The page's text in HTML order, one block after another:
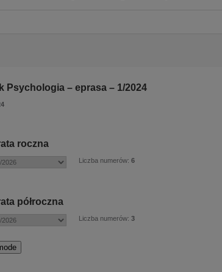
Psychologia – eprasa – 1/2024
roczna
Liczba numerów: 6
półroczna
Liczba numerów: 3